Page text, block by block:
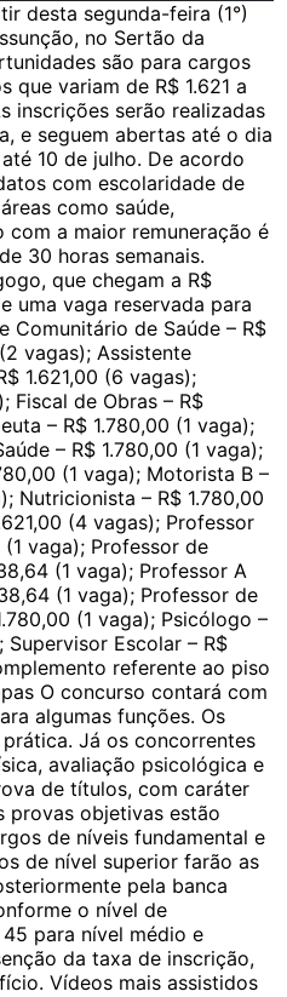
desta segunda-feira (1°)
no Sertão da
são para cargos
que variam de R$ 1.621 a
inscrições serão realizadas
e seguem abertas até o dia
10 de julho. De acordo
com escolaridade de
como saúde,
com a maior remuneração é
30 horas semanais.
que chegam a R$
uma vaga reservada para
Comunitário de Saúde – R$
vagas); Assistente
1.621,00 (6 vagas);
Fiscal de Obras – R$
– R$ 1.780,00 (1 vaga);
– R$ 1.780,00 (1 vaga);
(1 vaga); Motorista B –
Nutricionista – R$ 1.780,00
(4 vagas); Professor
vaga); Professor de
(1 vaga); Professor A
(1 vaga); Professor de
(1 vaga); Psicólogo –
Supervisor Escolar – R$
referente ao piso
O concurso contará com
algumas funções. Os
Já os concorrentes
avaliação psicológica e
de títulos, com caráter
provas objetivas estão
de níveis fundamental e
de nível superior farão as
pela banca
o nível de
para nível médio e
da taxa de inscrição,
Vídeos mais assistidos